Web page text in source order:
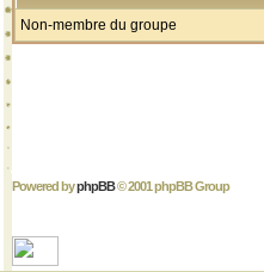
Non-membre du groupe
Powered byphpBB© 2001 phpBB Group